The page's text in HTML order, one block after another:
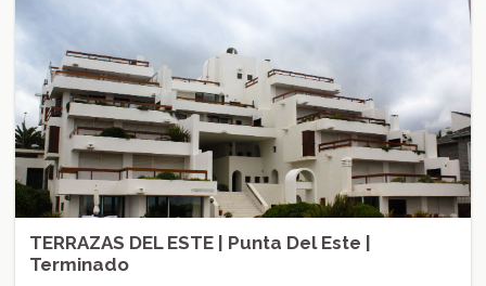
TERRAZAS DEL ESTE | Punta Del Este |
Terminado